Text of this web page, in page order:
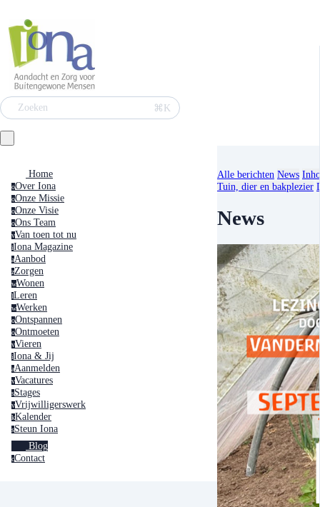
Zoeken ⌘K
Home
oOver Iona
oOnze Missie
oOnze Visie
oOns Team
vVan toen tot nu
iIona Magazine
aAanbod
zZorgen
wWonen
lLeren
wWerken
oOntspannen
oOntmoeten
vVieren
iIona & Jij
aAanmelden
vVacatures
sStages
vVrijwilligerswerk
kKalender
sSteun Iona
Blog
cContact
Alle berichten News
Tuin, dier en bakplezier
News